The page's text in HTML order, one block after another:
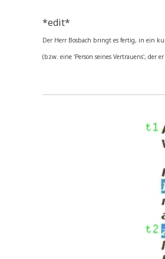
*edit*
Der Herr Bos­bach bringt es fer­tig, in ein
(bzw. eine 'Per­son sei­nes Ver­trau­ens', der